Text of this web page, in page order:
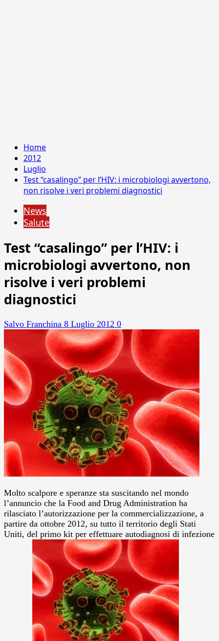
Home
2012
Luglio
Test “casalingo” per l’HIV: i microbiologi avvertono,
non risolve i veri problemi diagnostici
News
Salute
Test “casalingo” per l’HIV: i
microbiologi avvertono, non
risolve i veri problemi
diagnostici
Salvo Franchina 8 Luglio 2012 0
Molto scalpore e speranze sta suscitando nel mondo
l’annuncio che la Food and Drug Administration ha
rilasciato l’autorizzazione per la commercializzazione, a
partire da ottobre 2012, su tutto il territorio degli Stati
Uniti, del primo kit per effettuare autodiagnosi di infezione